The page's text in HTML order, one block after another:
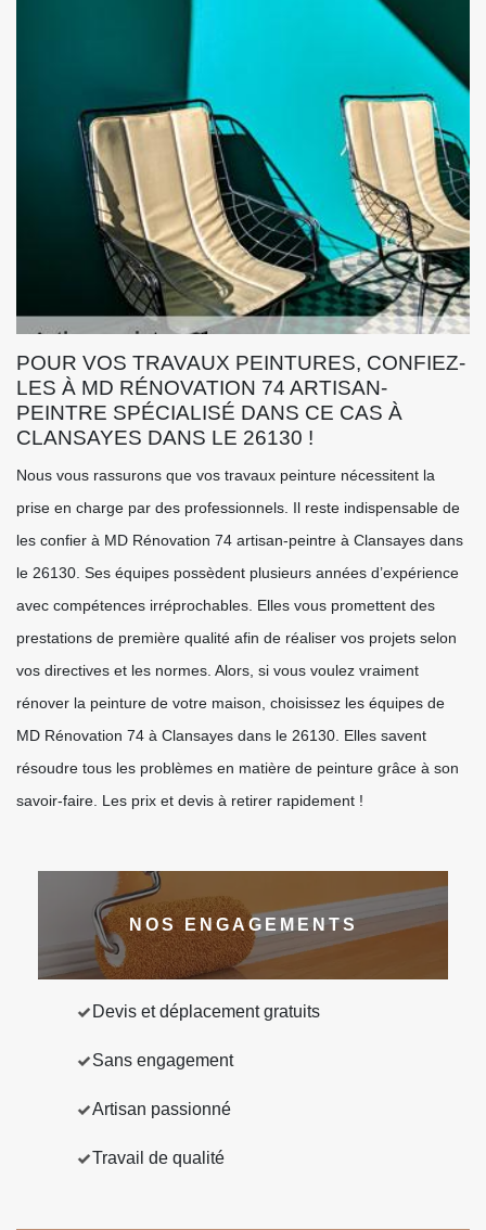
POUR VOS TRAVAUX PEINTURES, CONFIEZ-
LES À MD RÉNOVATION 74 ARTISAN-
PEINTRE SPÉCIALISÉ DANS CE CAS À
CLANSAYES DANS LE 26130 !
Nous vous rassurons que vos travaux peinture nécessitent la
prise en charge par des professionnels. Il reste indispensable de
les confier à MD Rénovation 74 artisan-peintre à Clansayes dans
le 26130. Ses équipes possèdent plusieurs années d’expérience
avec compétences irréprochables. Elles vous promettent des
prestations de première qualité afin de réaliser vos projets selon
vos directives et les normes. Alors, si vous voulez vraiment
rénover la peinture de votre maison, choisissez les équipes de
MD Rénovation 74 à Clansayes dans le 26130. Elles savent
résoudre tous les problèmes en matière de peinture grâce à son
savoir-faire. Les prix et devis à retirer rapidement !
NOS ENGAGEMENTS
Devis et déplacement gratuits
Sans engagement
Artisan passionné
Travail de qualité